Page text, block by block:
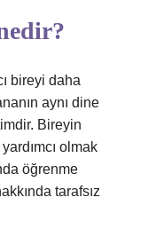
bireyi daha
aynı dine
Bireyin
olmak
öğrenme
tarafsız